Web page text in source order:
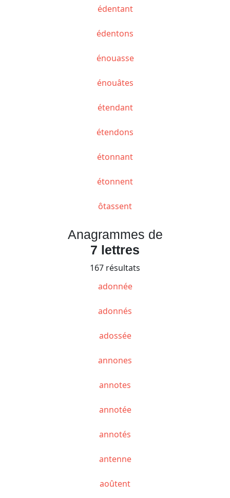
édentant
édentons
énouasse
énouâtes
étendant
étendons
étonnant
étonnent
ôtassent
Anagrammes de
7 lettres
167 résultats
adonnée
adonnés
adossée
annones
annotes
annotée
annotés
antenne
aoûtent